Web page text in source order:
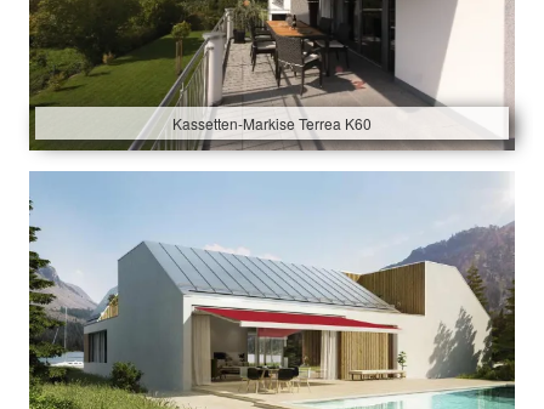
Kassetten-Markise Terrea K60